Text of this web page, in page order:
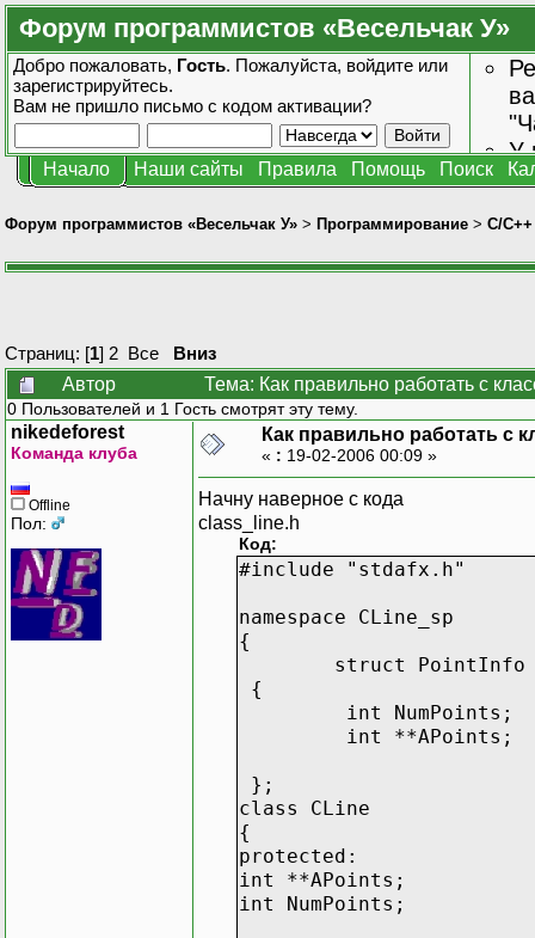
Форум программистов «Весельчак У»
Добро пожаловать, Гость. Пожалуйста, войдите или
зарегистрируйтесь.
Вам не пришло письмо с кодом активации?
У
Начало Наши сайты Правила Помощь Поиск
Форум программистов «Весельчак У» > Программирование > C/C++
Страниц: [1] 2 Все
Вниз
Автор
Тема: Как правильно работать с
0 Пользователей и 1 Гость смотрят эту тему.
nikedeforest
Команда клуба
Offline
Пол:
Как правильно работать с
« : 19-02-2006 00:09 »
Начну наверное с кода
class_line.h
Код:
#include "stdafx.h"
namespace CLine_sp
{
struct PointInfo
{
int NumPoints;
int **APoints;
};
class CLine
{
protected:
int **APoints;
int NumPoints;